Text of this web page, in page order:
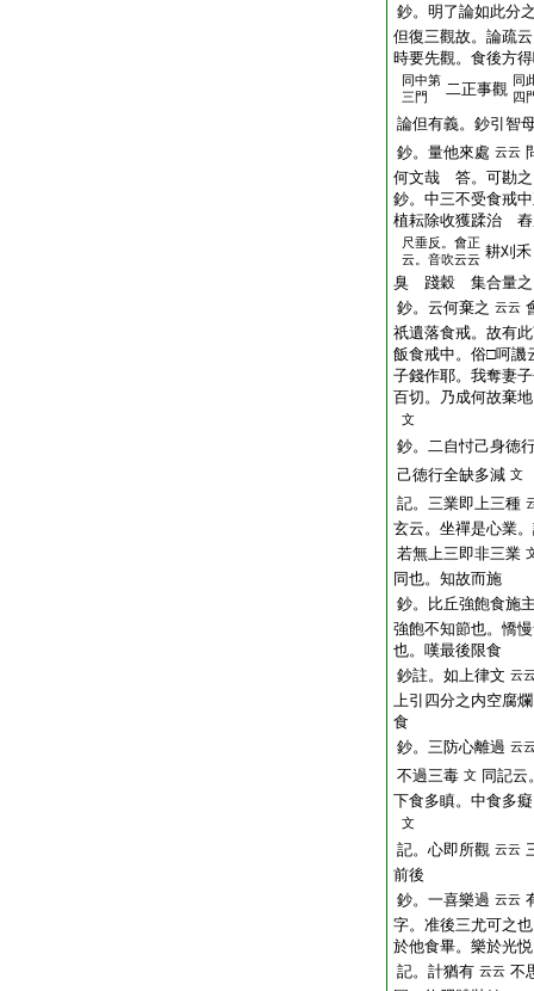
鈔。明了論如此分
但復三觀故。論疏
時要先觀。食後方
同中第
三門
二正事觀 同
四
論但有義。鈔引智
鈔。量他來處 云云
何文哉 答。可勘之
鈔。中三不受食戒
植耘除收獲蹂治
尺垂反。會正
云。音吹云云 耕刈
臭 踐穀 集合量之
鈔。云何棄之 云云
祇遺落食戒。故有
飯食戒中。俗□呵譏
子錢作耶。我奪妻
百切。乃成何故棄
文
鈔。二自忖己身徳
己徳行全缺多減 文
記。三業即上三種
玄云。坐禪是心業
若無上三即非三業
同也。知故而施
鈔。比丘強飽食施
強飽不知節也。憍
也。嘆最後限食
鈔註。如上律文 云
上引四分之内空腐
食
鈔。三防心離過 云
不過三毒 文 同記云
下食多瞋。中食多
文
記。心即所觀 云云
前後
鈔。一喜樂過 云云
字。准後三尤可之
於他食畢。樂於光
記。計猶有 云云 不